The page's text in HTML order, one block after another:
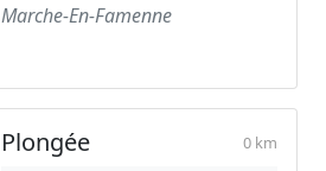
Marche-En-Famenne
Plongée 0 km